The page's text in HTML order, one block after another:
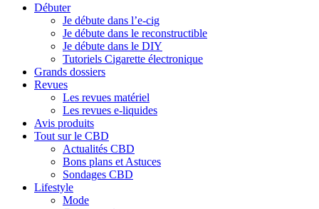
Débuter
Je débute dans l’e-cig
Je débute dans le reconstructible
Je débute dans le DIY
Tutoriels Cigarette électronique
Grands dossiers
Revues
Les revues matériel
Les revues e-liquides
Avis produits
Tout sur le CBD
Actualités CBD
Bons plans et Astuces
Sondages CBD
Lifestyle
Mode